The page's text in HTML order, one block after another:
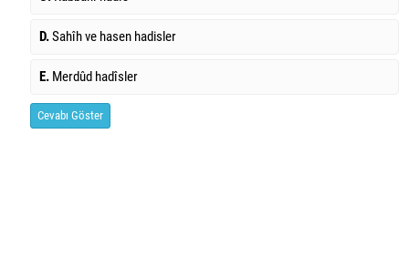
D.Sahîh ve hasen hadisler
E. Merdûd hadîsler
Cevabı Göster